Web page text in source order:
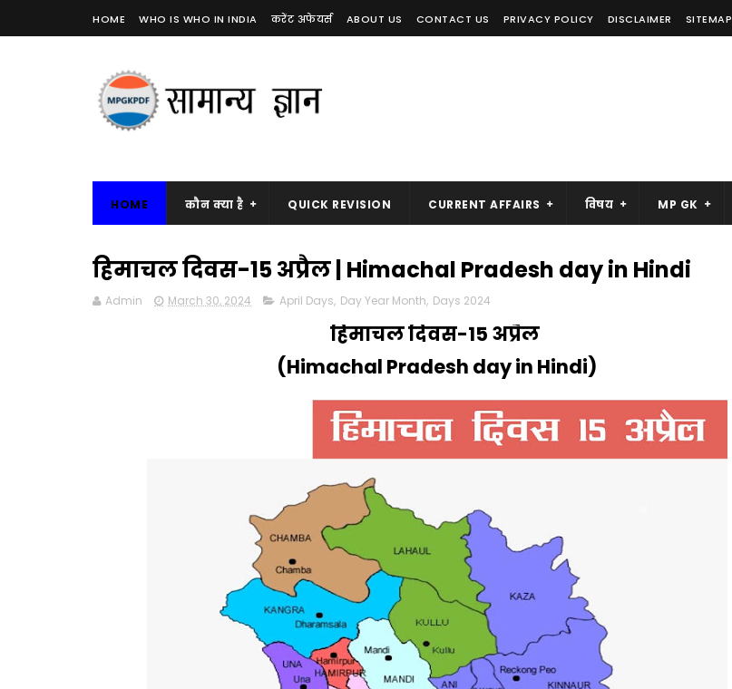
HOME WHO IS WHO IN INDIA करेंट अफेयर्स ABOUT US CONTACT US PRIVACY POLICY DISCLAIMER SITEMAP
HOME कौन क्या है QUICK REVISION CURRENT AFFAIRS विषय MP GK
हिमाचल दिवस-15 अप्रैल | Himachal Pradesh day in Hindi
Admin March 30, 2024 April Days, Day Year Month, Days 2024
हिमाचल दिवस-15 अप्रैल
(Himachal Pradesh day in Hindi)